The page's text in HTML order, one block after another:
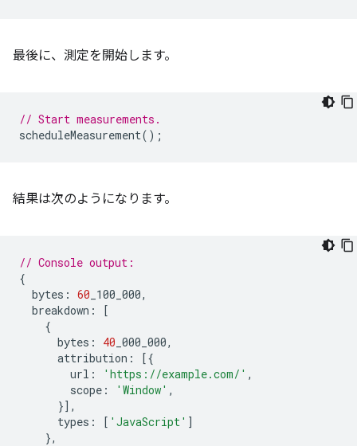
最後に、測定を開始します。
// Start measurements.
scheduleMeasurement();
結果は次のようになります。
// Console output:
{
bytes : 60 _100_000,
breakdown :
[
{
bytes : 40 _000_000,
attribution :
[{
url : 'https://example.com/' ,
scope : 'Window' ,
}],
types : [ 'JavaScript' ]
},